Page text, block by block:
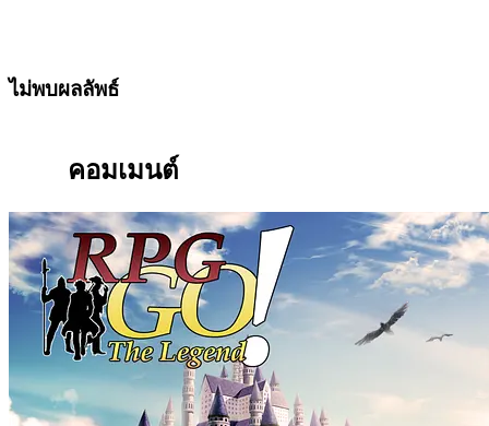
ไม่พบผลลัพธ์
คอมเมนต์